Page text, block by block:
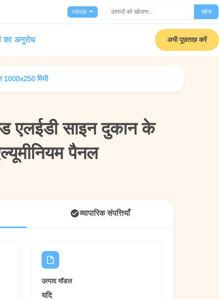
Hindi खोज
का अनुरोध अभी पूछताछ करें
1000x250 मिमी
एलईडी साइन दुकान के
पैनल
एलईडी साइन दुकान के
पैनल
व्यापारिक संपत्तियाँ
उत्पाद मॉडल
यदि